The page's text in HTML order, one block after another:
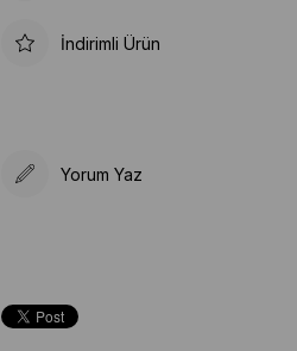
İndirimli Ürün
Yorum Yaz